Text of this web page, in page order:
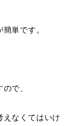
単です。
ので、
えなくてはいけ